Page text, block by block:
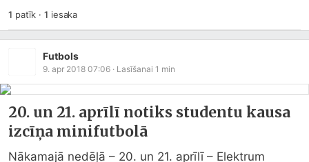
1 patīk ·1 iesaka
Futbols
9. apr 2018 07:06 · Lasīšanai 1 min
20. un 21. aprīlī notiks studentu kausa
izcīņa minifutbolā
Nākamajā nedēļā – 20. un 21. aprīlī – Elektrum